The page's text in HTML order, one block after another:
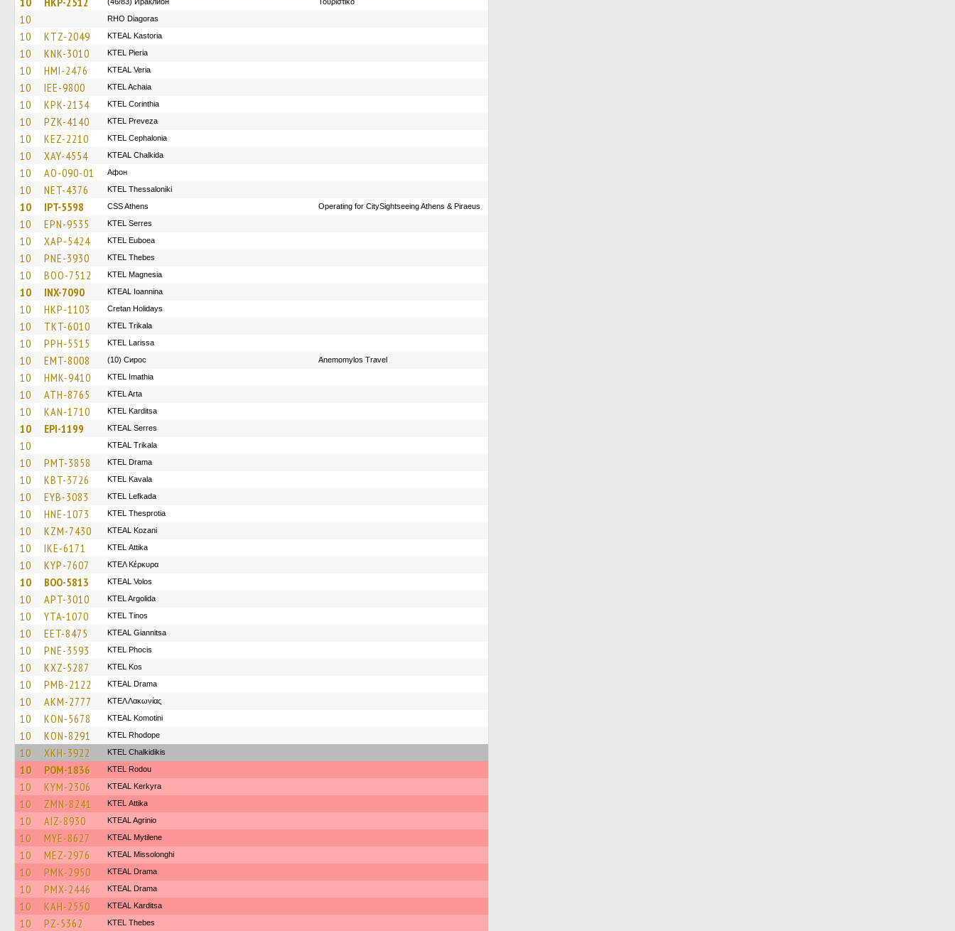
10 RHO Diagoras
10 KTZ-2049 KTEAL Kastoria
10 KNK-3010 KTEL Pieria
10 HMI-2476 KTEAL Veria
10 IEE-9800 KTEL Achaia
10 KPK-2134 KTEL Corinthia
10 PZK-4140 KTEL Preveza
10 KEZ-2210 KTEL Cephalonia
10 XAY-4554 KTEAL Chalkida
10 AO-090-01 Афон
10 NET-4376 KTEL Thessaloniki
10 IPT-5598 CSS Athens Operating for CitySightseeing Athens & Piraeus
10 EPN-9535 KTEL Serres
10 XAP-5424 ΚΤΕL Euboea
10 PNE-3930 KTEL Thebes
10 BOO-7512 ΚΤΕL Magnesia
10 INX-7090 KTEAL Ioannina
10 HKP-1103 Cretan Holidays
10 TKT-6010 ΚΤΕL Τrikala
10 PPH-5515 KTEL Larissa
10 EMT-8008 (10) Сирос Anemomylos Travel
10 HMK-9410 KTEL Imathia
10 ATH-8765 KTEL Arta
10 KAN-1710 ΚΤΕL Karditsa
10 EPI-1199 KTEAL Serres
10 KTEAL Trikala
10 PMT-3858 KTEL Drama
10 KBT-3726 KTEL Kavala
10 EYB-3083 KTEL Lefkada
10 HNE-1073 KTEL Thesprotia
10 KZM-7430 KTEAL Kozani
10 IKE-6171 KΤΕL Αttika
10 KYP-7607 ΚΤΕΛ Κέρκυρα
10 BOO-5813 KTEAL Volos
10 APT-3010 KTEL Argolida
10 YTA-1070 KTEL Tinos
10 EET-8475 KTEAL Giannitsa
10 PNE-3593 ΚΤΕL Phocis
10 KXZ-5287 KTEL Kos
10 PMB-2122 KTEAL Drama
10 AKM-2777 ΚΤΕΛ Λακωνίας
10 KON-5678 KTEAL Komotini
10 KON-8291 KTEL Rhodope
10 XKH-3922 ΚΤΕL Chalkidikis
10 POM-1836 ΚΤΕL Rodou
10 KYM-2306 KTEAL Kerkyra
10 ZMN-8241 KΤΕL Αttika
10 AIZ-8930 KTEAL Agrinio
10 MYE-8627 KTEAL Mytilene
10 MEZ-2976 KTEAL Missolonghi
10 PMK-2950 KTEAL Drama
10 PMX-2446 KTEAL Drama
10 KAH-2550 KTEAL Karditsa
10 PZ-5362 KTEL Thebes